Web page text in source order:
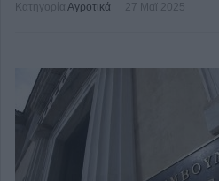
Κατηγορία Αγροτικά 27 Μαϊ 2025